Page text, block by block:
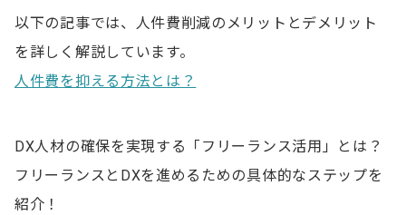
以下の記事では、人件費削減のメリットとデメリット
を詳しく解説しています。
人件費を抑える方法とは？
DX人材の確保を実現する「フリーランス活用」とは？
フリーランスとDXを進めるための具体的なステップを
紹介！